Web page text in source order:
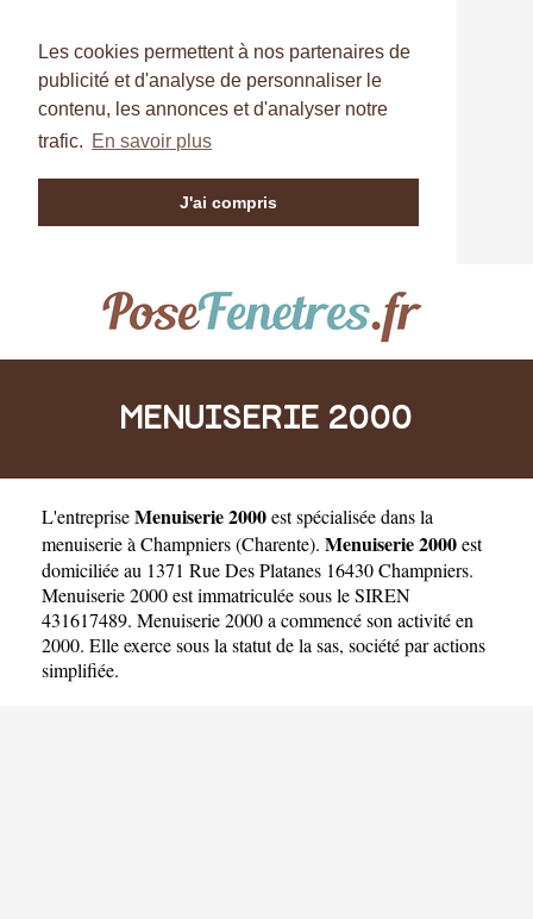
Les cookies permettent à nos partenaires de
publicité et d'analyse de personnaliser le
contenu, les annonces et d'analyser notre
trafic. En savoir plus
J'ai compris
MENUISERIE 2000
L'entrepriseMenuiserie 2000estspécialisée dans la
menuiserie à Champniers(Charente). Menuiserie 2000est
domiciliée au 1371 Rue Des Platanes 16430 Champniers.
Menuiserie 2000 est immatriculée sous le SIREN
431617489. Menuiserie 2000 a commencé son activité en
2000. Elle exerce sous la statut de la sas, société par actions
simplifiée.